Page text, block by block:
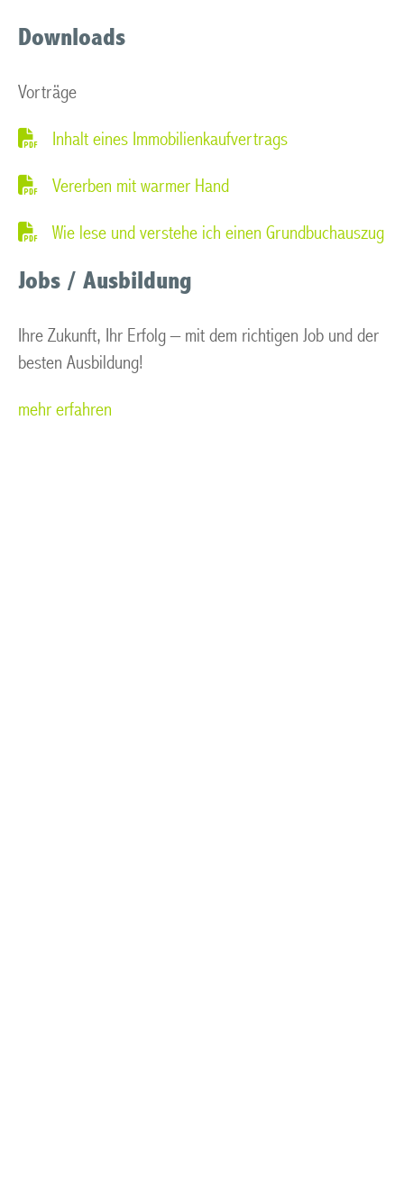
Downloads
Vorträge
Inhalt eines Immobilienkaufvertrags
Vererben mit warmer Hand
Wie lese und verstehe ich einen Grundbuchauszug
Jobs / Ausbildung
Ihre Zukunft, Ihr Erfolg – mit dem richtigen Job und der
besten Ausbildung!
mehr erfahren